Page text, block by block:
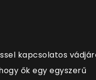
kapcsolatos
ők egy egyszerű